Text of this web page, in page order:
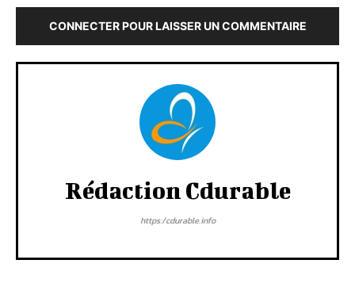
CONNECTER POUR LAISSER UN COMMENTAIRE
Rédaction Cdurable
https:/cdurable.info